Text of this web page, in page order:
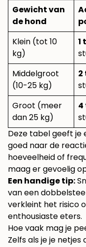
Gewicht van
de hond
Klein (tot 10
kg)
1
Middelgroot
(10-25 kg)
2
Groot (meer
dan 25 kg)
4
Deze tabel geeft je
goed naar de
hoeveelheid of
maag er gevoelig
Een handige tip:
van een
verkleint het risico
enthousiaste eters.
Hoe vaak mag je
Zelfs als je je